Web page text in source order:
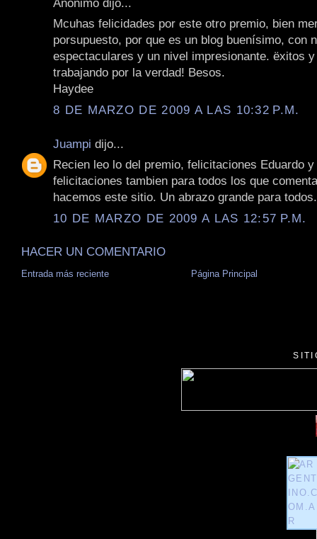
Mcuhas felicidades por este otro premio, bien
porsupuesto, por que es un blog buenísimo, con
espectaculares y un nivel impresionante. ëxitos
trabajando por la verdad! Besos.
Haydee
8 DE MARZO DE 2009 A LAS 10:32 P.M.
Juampi dijo...
Recien leo lo del premio, felicitaciones Eduardo
felicitaciones tambien para todos los que
hacemos este sitio. Un abrazo grande para todos.
10 DE MARZO DE 2009 A LAS 12:57 P.M.
HACER UN COMENTARIO
Entrada más reciente Página Principal